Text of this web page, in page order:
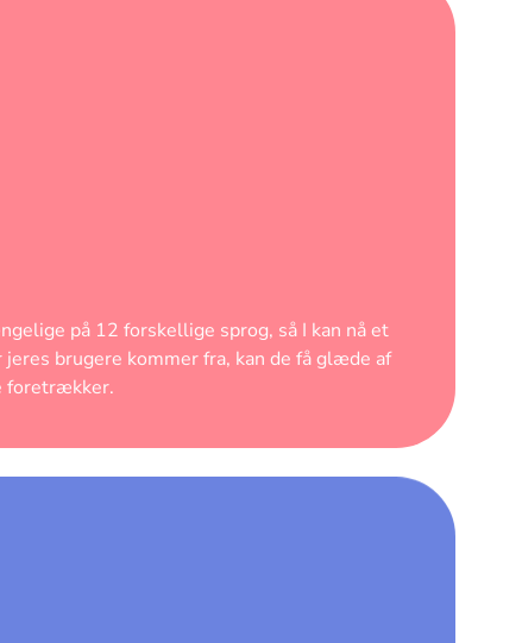
på 12 forskellige sprog, så I kan nå et
brugere kommer fra, kan de få glæde af
foretrækker.